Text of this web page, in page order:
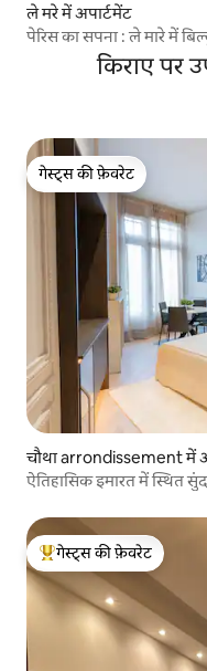
ले मरे में अपार्टमेंट
पेरिस का सपना : ले मारे में
किराए पर
गेस्ट्स की फ़ेवरेट
गेस्ट्स की फ़ेवरेट
चौथा arrondissement में
ऐतिहासिक इमारत में स्थित
गेस्ट्स का टॉप फ़ेवरेट
गेस्ट्स की फ़ेवरेट